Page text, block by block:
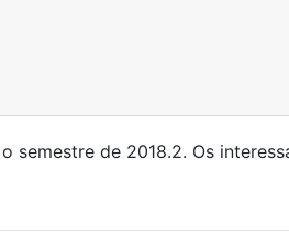
semestre de 2018.2. Os